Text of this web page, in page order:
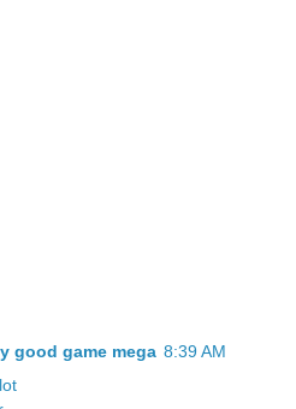
good game mega 8:39 AM